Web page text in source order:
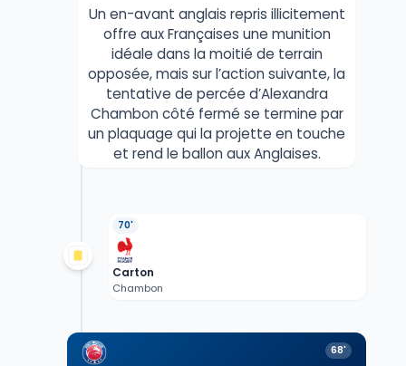
Un en-avant anglais repris illicitement
offre aux Françaises une munition
idéale dans la moitié de terrain
opposée, mais sur l’action suivante, la
tentative de percée d’Alexandra
Chambon côté fermé se termine par
un plaquage qui la projette en touche
et rend le ballon aux Anglaises.
70'
Carton
Chambon
68'